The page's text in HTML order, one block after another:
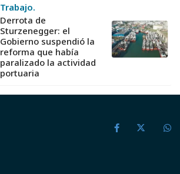
Trabajo.
Derrota de
Sturzenegger: el
Gobierno suspendió la
reforma que había
paralizado la actividad
portuaria